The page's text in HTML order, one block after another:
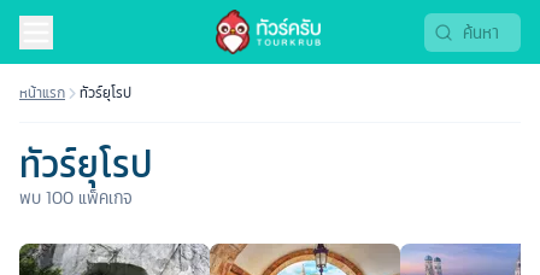
หน้าแรก ทัวร์ยุโรป
ทัวร์ยุโรป
พบ100 แพ็คเกจ
เมืองยอดนิยม